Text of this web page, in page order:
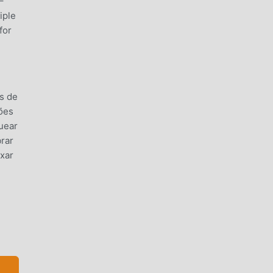
de